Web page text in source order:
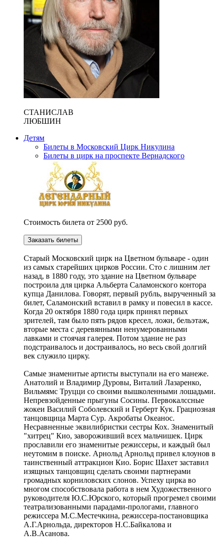
СТАНИСЛАВ
ЛЮБШИН
Детям
Билеты в Московский Цирк Никулина
Билеты в цирк на проспекте Вернадского
Стоимость билета от 2500 руб.
Заказать билеты
Cтарый Московский цирк на Цветном бульваре - один
из самых старейших цирков России. Сто с лишним лет
назад, в 1880 году, это здание на Цветном бульваре
построила для цирка Альберта Саламонского контора
купца Данилова. Говорят, первый рубль, вырученный за
билет, Саламонский вставил в рамку и повесил в кассе.
Когда 20 октября 1880 года цирк принял первых
зрителей, там было пять рядов кресел, ложи, бельэтаж,
вторые места с деревянными ненумерованными
лавками и стоячая галерея. Потом здание не раз
подстраивалось и достраивалось, но весь свой долгий
век служило цирку.
Самые знаменитые артисты выступали на его манеже.
Анатолий и Владимир Дуровы, Виталий Лазаренко,
Вильмямс Труцци со своими вышколенными лошадьми.
Непревзойденные прыгуны Сосины. Первокалссные
жокеи Василий Соболевский и Герберт Кук. Грациозная
танцовщица Марта Сур. Акробаты Океанос.
Несравненные эквилибристки сестры Кох. Знаменитый
"хитрец" Кио, завороживший всех мальчишек. Цирк
прославили его знаменитые режиссеры, и каждый был
неутомим в поиске. Арнольд Арнольд привел клоунов в
таинственный аттракцион Кио. Борис Шахет заставил
изящных танцовщиц сделать своими партнерами
громадных корниловских слонов. Успеху цирка во
многом способствовала работа в нем Художественного
руководителя Ю.С.Юрского, который прогремел своими
театрализованными парадами-прологами, главного
режиссера М.С.Местечкина, режиссера-постановщика
А.Г.Арнольда, директоров Н.С.Байкалова и
А.В.Асанова.